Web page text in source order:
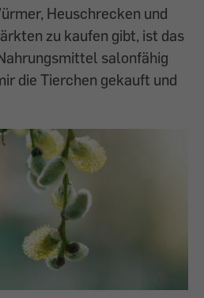
Heuschrecken und
zu kaufen gibt, ist das
salonfähig
die Tierchen gekauft und